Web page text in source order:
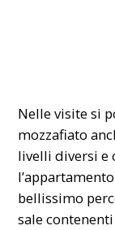
Nelle visite si
mozzafiato
livelli diversi e
bellissimo
sale